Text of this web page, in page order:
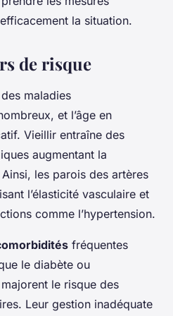
la situation.
de risque
des maladies
et l’âge en
Vieillir entraîne des
augmentant la
les parois des artères
l’élasticité vasculaire et
comme l’hypertension.
fréquentes
le diabète ou
le risque des
Leur gestion inadéquate